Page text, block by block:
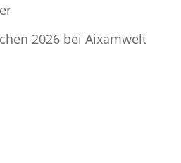
2026 bei Aixamwelt